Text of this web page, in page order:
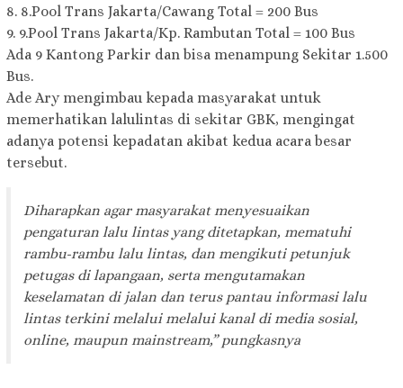
8. 8.Pool Trans Jakarta/Cawang Total = 200 Bus
9. 9.Pool Trans Jakarta/Kp. Rambutan Total = 100 Bus
Ada 9 Kantong Parkir dan bisa menampung Sekitar 1.500
Bus.
Ade Ary mengimbau kepada masyarakat untuk
memerhatikan lalulintas di sekitar GBK, mengingat
adanya potensi kepadatan akibat kedua acara besar
tersebut.
Diharapkan agar masyarakat menyesuaikan
pengaturan lalu lintas yang ditetapkan, mematuhi
rambu-rambu lalu lintas, dan mengikuti petunjuk
petugas di lapangaan, serta mengutamakan
keselamatan di jalan dan terus pantau informasi lalu
lintas terkini melalui melalui kanal di media sosial,
online, maupun mainstream,” pungkasnya